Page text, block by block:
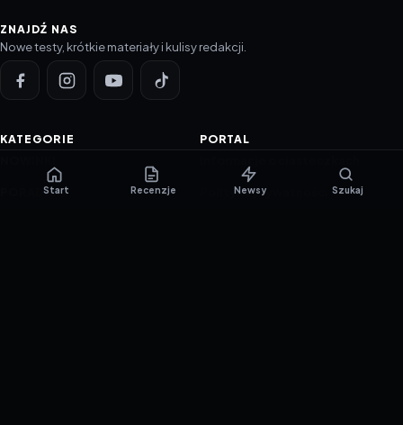
ZNAJDŹ NAS
Nowe testy, krótkie materiały i kulisy redakcji.
KATEGORIE
PORADNIKI
PORTAL
Polityka prywatności
Start Recenzje Newsy Szukaj